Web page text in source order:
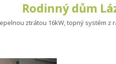
Rodinný dům
ztrátou 16kW, topný systém z